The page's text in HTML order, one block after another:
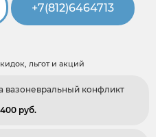
+7(812)6464713
льгот и акций
вазоневральный конфликт
pуб.